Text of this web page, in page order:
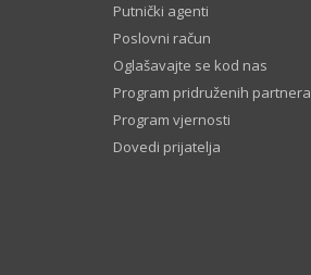
Putnički agenti
Poslovni račun
Oglašavajte se kod nas
Program pridruženih partnera
Program vjernosti
Dovedi prijatelja